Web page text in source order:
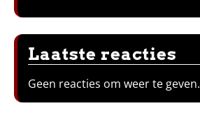
Laatste reacties
Geen reacties om weer te geven.